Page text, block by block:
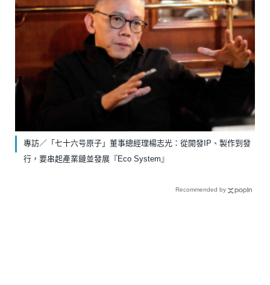
專訪／「七十六号原子」董事總經理楊志光：從開發IP、製作到發
行，要串起產業鏈並發展『Eco System』
Recommended by